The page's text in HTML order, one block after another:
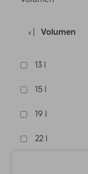
Volumen
13 l
15 l
19 l
22 l